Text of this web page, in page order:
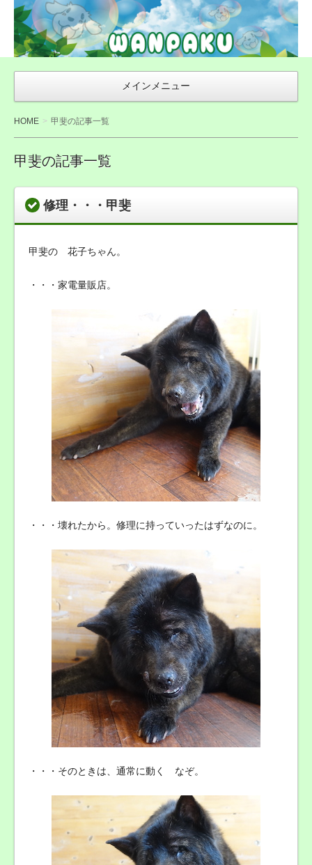
WAN友ブログ
（ご来店感謝ブ
ログ）〜札幌市
豊平区の犬トリ
ミング・無添加
おやつ店
WANPAKU（わ
んぱく）
メインメニュー
HOME 甲斐の記事一覧
甲斐の記事一覧
修理・・・甲斐
甲斐の 花子ちゃん。
・・・家電量販店。
・・・壊れたから。修理に持っていったはずなのに。
・・・そのときは、通常に動く なぞ。